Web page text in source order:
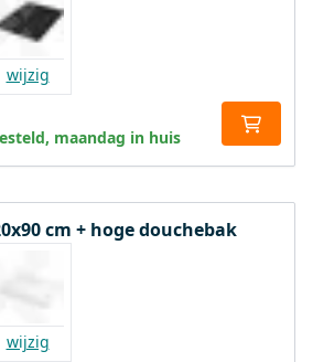
wijzig
maandag in huis
cm + hoge douchebak
wijzig